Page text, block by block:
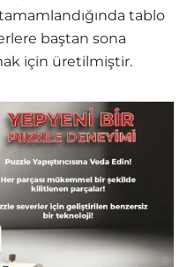
tablo
baştan sona
için üretilmiştir.